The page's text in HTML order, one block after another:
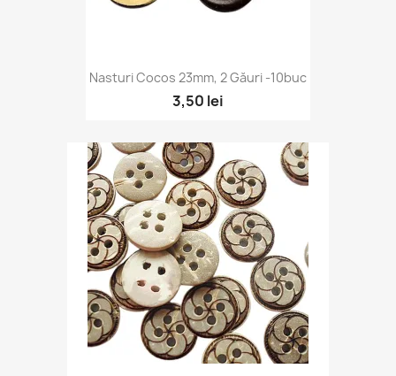
Nasturi Cocos 23mm, 2 Găuri -10buc
3,50 lei